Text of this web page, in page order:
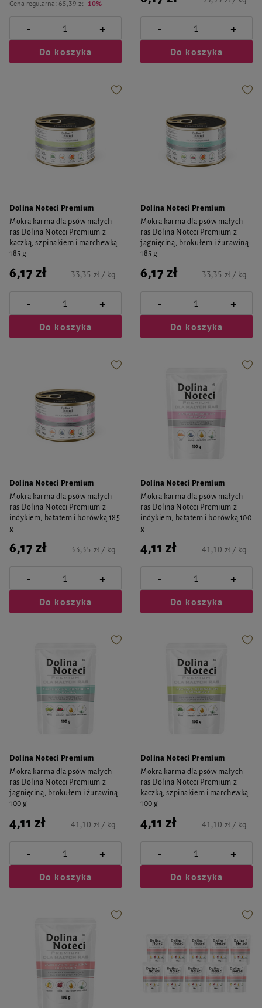
Cena regularna: 65,39 zł -10%
- +
Do koszyka
- +
Do koszyka
Dolina Noteci Premium
Mokra karma dla psów małych
ras Dolina Noteci Premium z
kaczką, szpinakiem i marchewką
185 g
6,17 zł 33,35 zł / kg
- +
Do koszyka
Dolina Noteci Premium
Mokra karma dla psów małych
ras Dolina Noteci Premium z
jagnięciną, brokułem i żurawiną
185 g
6,17 zł 33,35 zł / kg
- +
Do koszyka
Dolina Noteci Premium
Mokra karma dla psów małych
ras Dolina Noteci Premium z
indykiem, batatem i borówką 185
g
6,17 zł 33,35 zł / kg
- +
Do koszyka
Dolina Noteci Premium
Mokra karma dla psów małych
ras Dolina Noteci Premium z
indykiem, batatem i borówką 100
g
4,11 zł 41,10 zł / kg
- +
Do koszyka
Dolina Noteci Premium
Mokra karma dla psów małych
ras Dolina Noteci Premium z
jagnięciną, brokułem i żurawiną
100 g
4,11 zł 41,10 zł / kg
- +
Do koszyka
Dolina Noteci Premium
Mokra karma dla psów małych
ras Dolina Noteci Premium z
kaczką, szpinakiem i marchewką
100 g
4,11 zł 41,10 zł / kg
- +
Do koszyka